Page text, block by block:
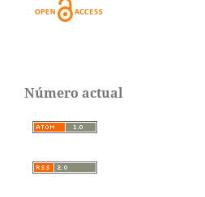
Número actual